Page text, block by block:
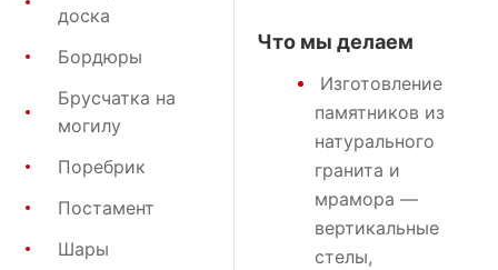
доска
Бордюры
Брусчатка на
могилу
Поребрик
Постамент
Шары
Что мы делаем
Изготовление
памятников из
натурального
гранита и
мрамора —
вертикальные
стелы,